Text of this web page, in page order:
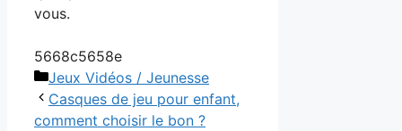
vous.
5668c5658e
Catégories
Jeux Vidéos / Jeunesse
Casques de jeu pour enfant,
comment choisir le bon ?